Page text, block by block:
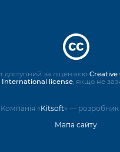
Компанія «Kitsoft» — розробник
Мапа сайту
доступний за ліцензією
International license, якщо не